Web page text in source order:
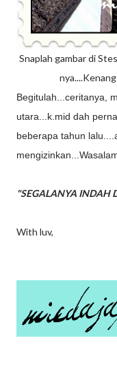
Snaplah gambar di
Begitulah...ceritanya,
utara...k.mid dah
beberapa tahun
"SEGALANYA INDAH
With luv,